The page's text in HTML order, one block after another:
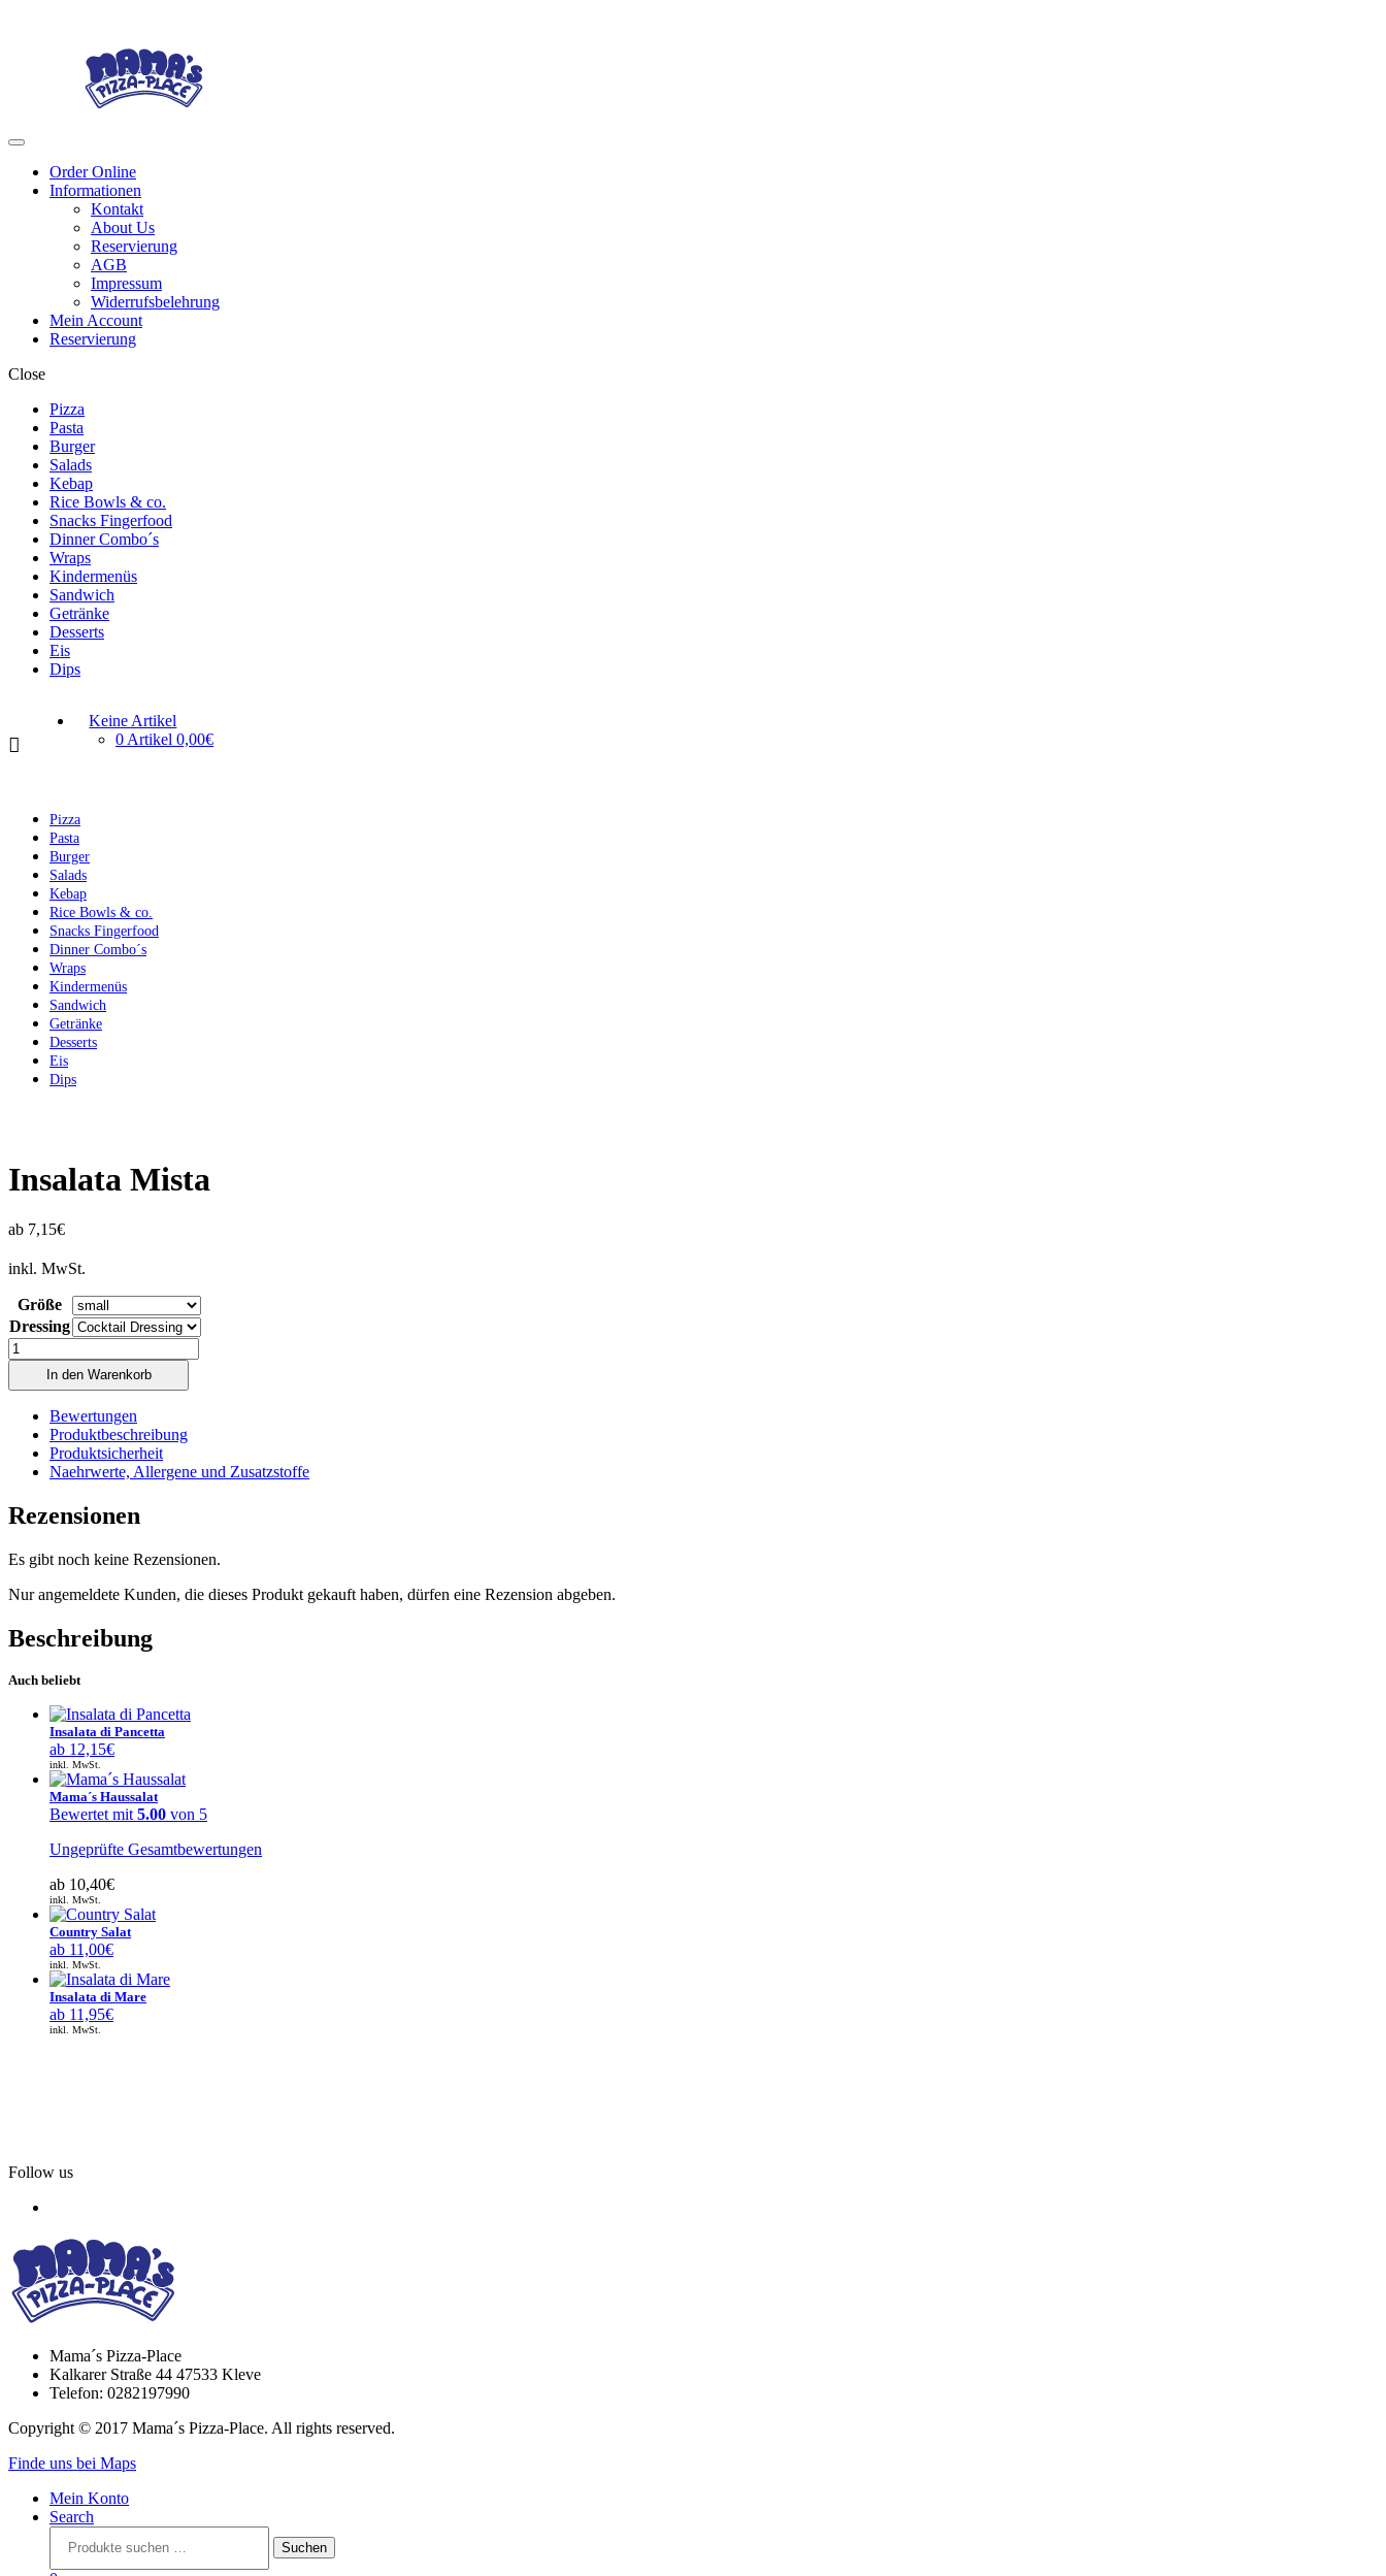
Menu
Order Online
Informationen
Kontakt
About Us
Reservierung
AGB
Impressum
Widerrufsbelehrung
Mein Account
Reservierung
Close
Pizza
Pasta
Burger
Salads
Kebap
Rice Bowls & co.
Snacks Fingerfood
Dinner Combo´s
Wraps
Kindermenüs
Sandwich
Getränke
Desserts
Eis
Dips
Keine Artikel
0 Artikel 0,00€
Pizza
Pasta
Burger
Salads
Kebap
Rice Bowls & co.
Snacks Fingerfood
Dinner Combo´s
Wraps
Kindermenüs
Sandwich
Getränke
Desserts
Eis
Dips
Insalata Mista
ab 7,15€
inkl. MwSt.
Größe
Dressing
Anzahl
In den Warenkorb
Bewertungen
Produktbeschreibung
Produktsicherheit
Naehrwerte, Allergene und Zusatzstoffe
Rezensionen
Es gibt noch keine Rezensionen.
Nur angemeldete Kunden, die dieses Produkt gekauft haben, dürfen eine Rezension abgeben.
Beschreibung
Auch beliebt
Insalata di Pancetta
ab 12,15€
inkl. MwSt.
Mama´s Haussalat
Bewertet mit5.00 von 5
Ungeprüfte Gesamtbewertungen
ab 10,40€
inkl. MwSt.
Country Salat
ab 11,00€
inkl. MwSt.
Insalata di Mare
ab 11,95€
inkl. MwSt.
Follow us
Mama´s Pizza-Place
Kalkarer Straße 44 47533 Kleve
Telefon: 0282197990
Copyright © 2017 Mama´s Pizza-Place. All rights reserved.
Finde uns bei Maps
Mein Konto
Search
nach:
Suchen